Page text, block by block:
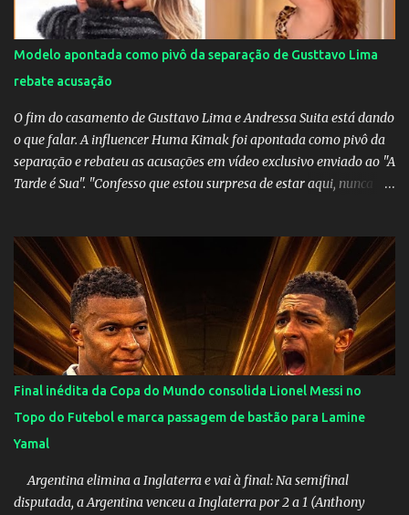
Modelo apontada como pivô da separação de Gusttavo Lima
rebate acusação
O fim do casamento de Gusttavo Lima e Andressa Suita está dando
o que falar. A influencer Huma Kimak foi apontada como pivô da
separação e rebateu as acusações em vídeo exclusivo enviado ao "A
Tarde é Sua". "Confesso que estou surpresa de estar aqui, nunca
nenhum tipo de contato, nem de fã porque sou fã dele", disse
Huma Kimak. A influencer também contou que recebe diversos
ataques na internet desde a época em que foi contratada para
fazer a divulgação de uma live do Gusttavo Lima em Manaus,
capital do Amazonas. "Fui até o local onde seria o show, divulguei
e no dia seguinte foi feita a live que eu não pude ir, porque estava
me sentindo mal", explicou Huma. A notícia da separação de
Gusttavo Lima e Andressa Suita foi divulgada no dia 9 de outubro.
A relação chegou ao fim após cinco anos e houve rumores de uma
suposta traição do canto...
Final inédita da Copa do Mundo consolida Lionel Messi no
Topo do Futebol e marca passagem de bastão para Lamine
Yamal
Argentina elimina a Inglaterra e vai à final: Na semifinal
disputada, a Argentina venceu a Inglaterra por 2 a 1 (Anthony